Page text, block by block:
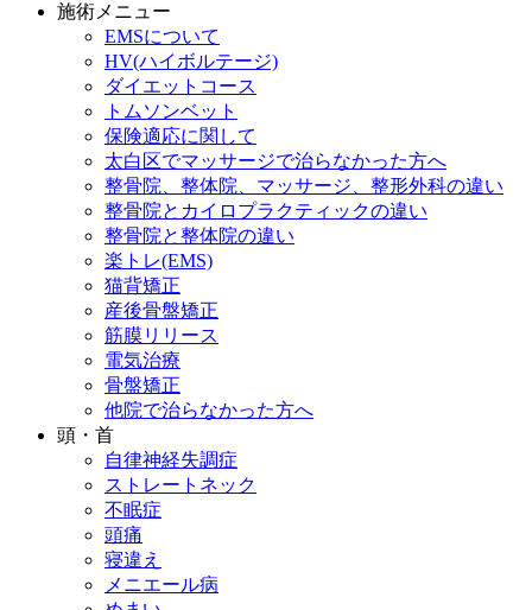
施術メニュー
EMSについて
HV(ハイボルテージ)
ダイエットコース
トムソンベット
保険適応に関して
太白区でマッサージで治らなかった方へ
整骨院、整体院、マッサージ、整形外科の違い
整骨院とカイロプラクティックの違い
整骨院と整体院の違い
楽トレ(EMS)
猫背矯正
産後骨盤矯正
筋膜リリース
電気治療
骨盤矯正
他院で治らなかった方へ
頭・首
自律神経失調症
ストレートネック
不眠症
頭痛
寝違え
メニエール病